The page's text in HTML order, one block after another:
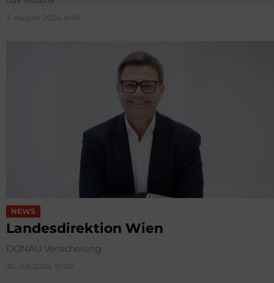
3. August 2026, 6:49
NEWS
Landesdirektion Wien
DONAU Versicherung
30. Juli 2026, 10:00